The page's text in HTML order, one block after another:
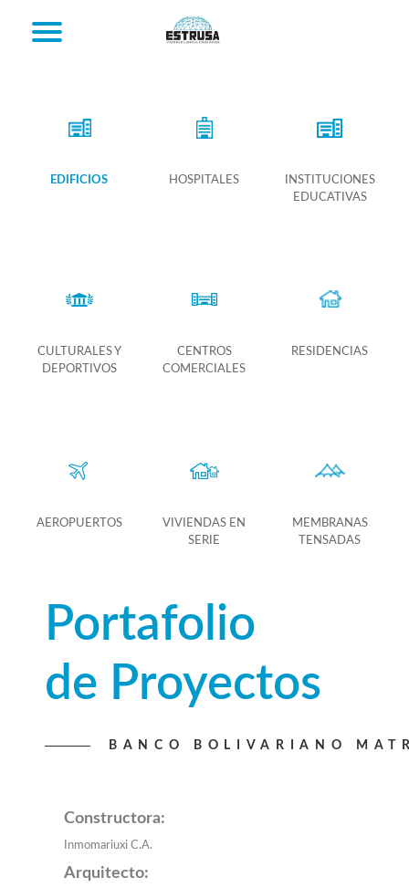
EDIFICIOS HOSPITALES
INSTITUCIONES
EDUCATIVAS
CULTURALES Y
DEPORTIVOS
CENTROS
COMERCIALES
RESIDENCIAS
AEROPUERTOS
VIVIENDAS EN
SERIE
MEMBRANAS
TENSADAS
Portafolio
de Proyectos
BANCO BOLIVARIANO
Constructora:
Inmomariuxi C.A.
Arquitecto: